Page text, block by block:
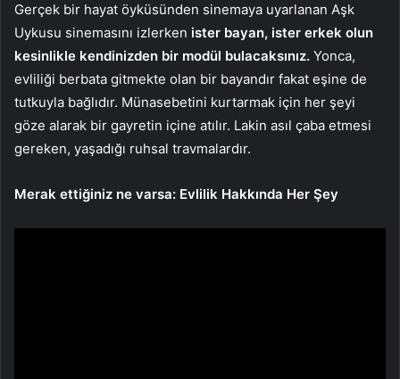
Gerçek bir hayat öyküsünden sinemaya uyarlanan Aşk
Uykusu sinemasını izlerken ister bayan, ister erkek olun
kesinlikle kendinizden bir modül bulacaksınız. Yonca,
evliliği berbata gitmekte olan bir bayandır fakat eşine de
tutkuyla bağlıdır. Münasebetini kurtarmak için her şeyi
göze alarak bir gayretin içine atılır. Lakin asıl çaba etmesi
gereken, yaşadığı ruhsal travmalardır.
Merak ettiğiniz ne varsa: Evlilik Hakkında Her Şey